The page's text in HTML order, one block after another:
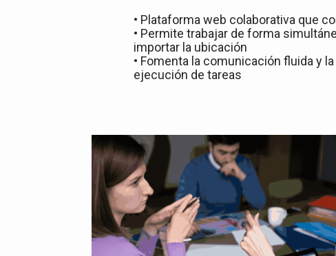
• Plataforma web colaborativa que
• Permite trabajar de forma
importar la ubicación
• Fomenta la comunicación fluida y
ejecución de tareas